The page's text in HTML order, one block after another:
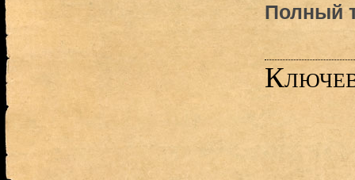
Полный